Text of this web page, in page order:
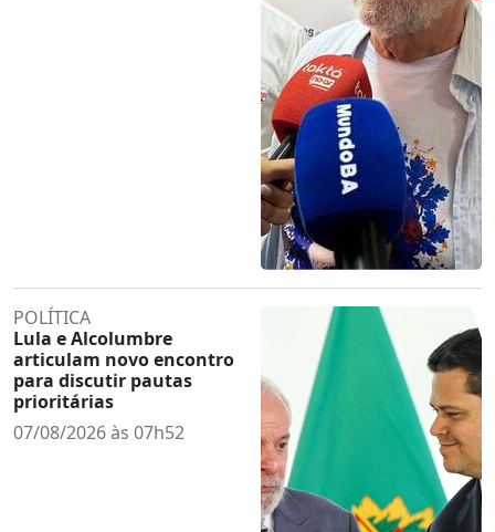
POLÍTICA
Lula e Alcolumbre
articulam novo encontro
para discutir pautas
prioritárias
07/08/2026 às 07h52